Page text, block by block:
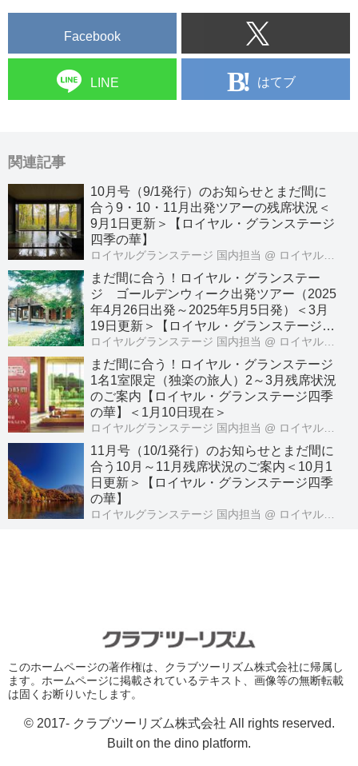
Facebook
LINE はてブ
関連記事
10月号（9/1発行）のお知らせとまだ間に
合う9・10・11月出発ツアーの残席状況＜
9月1日更新＞【ロイヤル・グランステージ
四季の華】
ロイヤルグランステージ 国内担当 @ ロイヤル・グランステージ
まだ間に合う！ロイヤル・グランステー
ジ ゴールデンウィーク出発ツアー（2025
年4月26日出発～2025年5月5日発）＜3月
19日更新＞【ロイヤル・グランステージ四
季の華】
ロイヤルグランステージ 国内担当 @ ロイヤル・グランステージ
まだ間に合う！ロイヤル・グランステージ
1名1室限定（独楽の旅人）2～3月残席状況
のご案内【ロイヤル・グランステージ四季
の華】＜1月10日現在＞
ロイヤルグランステージ 国内担当 @ ロイヤル・グランステージ
11月号（10/1発行）のお知らせとまだ間に
合う10月～11月残席状況のご案内＜10月1
日更新＞【ロイヤル・グランステージ四季
の華】
ロイヤルグランステージ 国内担当 @ ロイヤル・グランステージ
このホームページの著作権は、クラブツーリズム株式会社に帰属し
ます。ホームページに掲載されているテキスト、画像等の無断転載
は固くお断りいたします。
© 2017- クラブツーリズム株式会社 All rights reserved.
Built on the dino platform.